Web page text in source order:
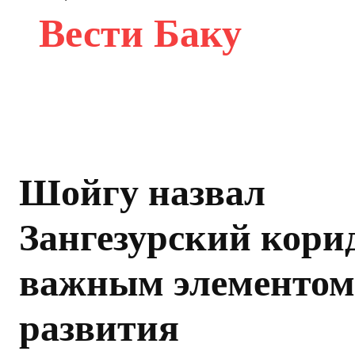
Вести Баку
Шойгу назвал
Зангезурский
важным элементом
развития